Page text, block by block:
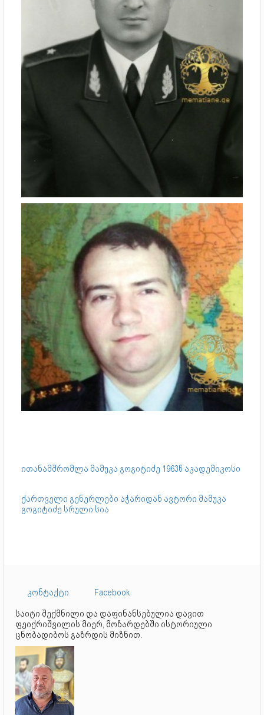
ითანამშრომლა მამუკა გოგიტიძე 1963წ აკადემიკოსი
ქართველი გენერლები აჭარიდან ავტორი მამუკა
გოგიტიძე სრული სია
კონტაქტი
Facebook
საიტი შექმნილი და დაფინანსებულია დავით
ფეიქრიშვილის მიერ, მოზარდებში ისტორიული
ცნობადიბოს გაზრდის მიზნით.